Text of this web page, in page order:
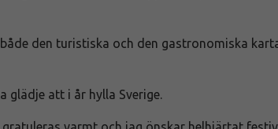
den turistiska och den gastronomiska
glädje att i år hylla Sverige.